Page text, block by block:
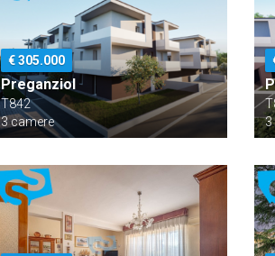
€ 305.000
Preganziol
T842
3 camere
3